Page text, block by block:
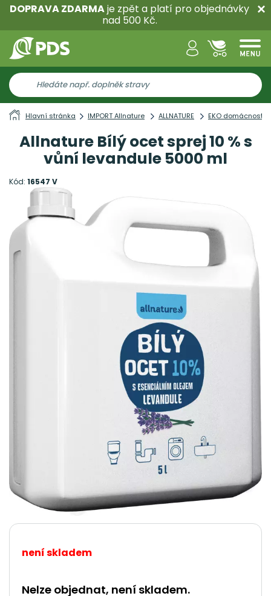
DOPRAVA ZDARMAje zpět a platí pro objednávky
nad 500 Kč.
Hlavní stránka IMPORT Allnature ALLNATURE EKO domácnost
Allnature Bílý ocet sprej 10 % s
vůní levandule 5000 ml
Kód: 16547 V
není skladem
Nelze objednat, není skladem.